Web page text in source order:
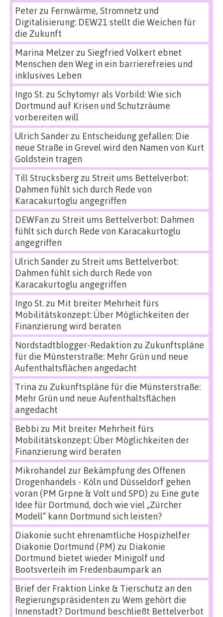
Peterzu Fernwärme, Stromnetz und
Digitalisierung: DEW21 stellt die Weichen für
die Zukunft
Marina Melzerzu Siegfried Volkert ebnet
Menschen den Weg in ein barrierefreies und
inklusives Leben
Ingo St.zu Schytomyr als Vorbild: Wie sich
Dortmund auf Krisen und Schutzräume
vorbereiten will
Ulrich Sanderzu Entscheidung gefallen: Die
neue Straße in Grevel wird den Namen von Kurt
Goldstein tragen
Till Strucksbergzu Streit ums Bettelverbot:
Dahmen fühlt sich durch Rede von
Karacakurtoglu angegriffen
DEWFan zu Streit ums Bettelverbot: Dahmen
fühlt sich durch Rede von Karacakurtoglu
angegriffen
Ulrich Sanderzu Streit ums Bettelverbot:
Dahmen fühlt sich durch Rede von
Karacakurtoglu angegriffen
Ingo St.zu Mit breiter Mehrheit fürs
Mobilitätskonzept: Über Möglichkeiten der
Finanzierung wird beraten
Nordstadtblogger-Redaktion zu Zukunftspläne
für die Münsterstraße: Mehr Grün und neue
Aufenthaltsflächen angedacht
Trina zu Zukunftspläne für die Münsterstraße:
Mehr Grün und neue Aufenthaltsflächen
angedacht
Bebbi zu Mit breiter Mehrheit fürs
Mobilitätskonzept: Über Möglichkeiten der
Finanzierung wird beraten
Mikrohandel zur Bekämpfung des Offenen
Drogenhandels - Köln und Düsseldorf gehen
voran (PM Grpne & Volt und SPD) zu Eine gute
Idee für Dortmund, doch wie viel „Zürcher
Modell“ kann Dortmund sich leisten?
Diakonie sucht ehrenamtliche Hospizhelfer
Diakonie Dortmund (PM) zu Diakonie
Dortmund bietet wieder Minigolf und
Bootsverleih im Fredenbaumpark an
Brief der Fraktion Linke & Tierschutz an den
Regierungspräsidenten zu Wem gehört die
Innenstadt? Dortmund beschließt Bettelverbot